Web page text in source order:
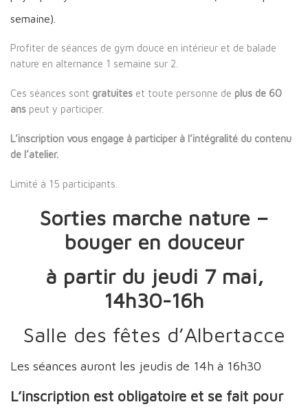
semaine).
Profiter de séances de gym douce en intérieur et de balade
nature en alternance 1 semaine sur 2.
Ces séances sont gratuites et toute personne de plus de 60
ans peut y participer.
L’inscription vous engage à participer à l’intégralité du contenu
de l’atelier.
Limité à 15 participants.
Sorties marche nature –
bouger en douceur
à partir du jeudi 7 mai,
14h30-16h
Salle des fêtes d’Albertacce
Les séances auront les jeudis de 14h à 16h30
L’inscription est obligatoire et se fait pour